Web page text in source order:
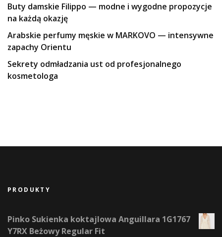
Buty damskie Filippo — modne i wygodne propozycje
na każdą okazję
Arabskie perfumy męskie w MARKOVO — intensywne
zapachy Orientu
Sekrety odmładzania ust od profesjonalnego
kosmetologa
PRODUKTY
Pinko Sukienka koktajlowa Anguillara 1G1767
Y7RX Beżowy Regular Fit